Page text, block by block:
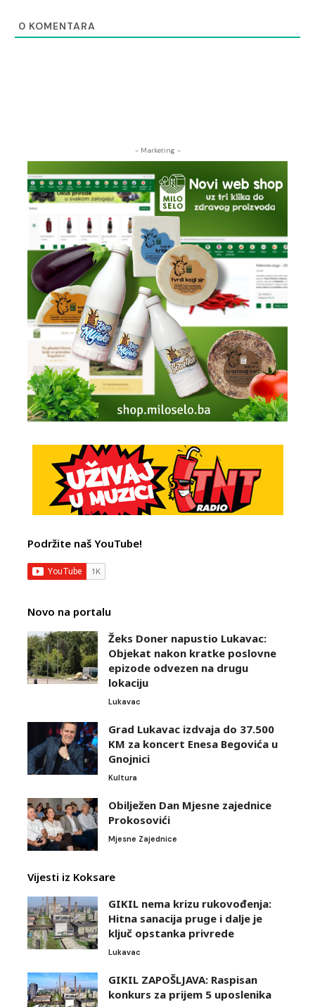
0 KOMENTARA
- Marketing -
Podržite naš YouTube!
Novo na portalu
Žeks Doner napustio Lukavac:
Objekat nakon kratke poslovne
epizode odvezen na drugu
lokaciju
Lukavac
Grad Lukavac izdvaja do 37.500
KM za koncert Enesa Begovića u
Gnojnici
Kultura
Obilježen Dan Mjesne zajednice
Prokosovići
Mjesne Zajednice
Vijesti iz Koksare
GIKIL nema krizu rukovođenja:
Hitna sanacija pruge i dalje je
ključ opstanka privrede
Lukavac
GIKIL ZAPOŠLJAVA: Raspisan
konkurs za prijem 5 uposlenika